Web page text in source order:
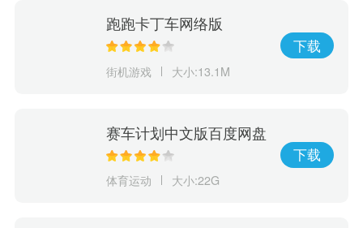
跑跑卡丁车网络版
街机游戏 大小:13.1M
下载
赛车计划中文版百度网盘
资源 v1.3.2 破解版
体育运动 大小:22G
下载